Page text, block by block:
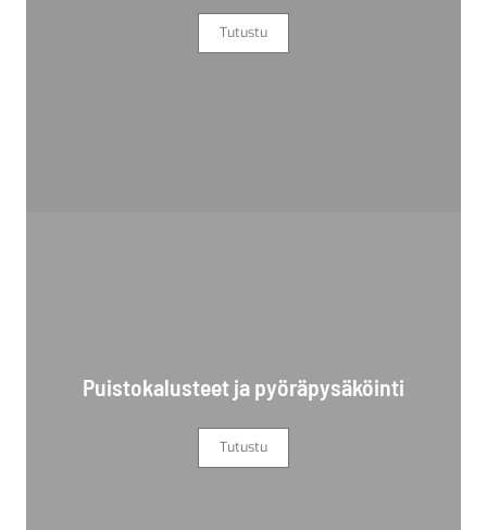
Tutustu
Puistokalusteet ja pyöräpysäköinti
Tutustu